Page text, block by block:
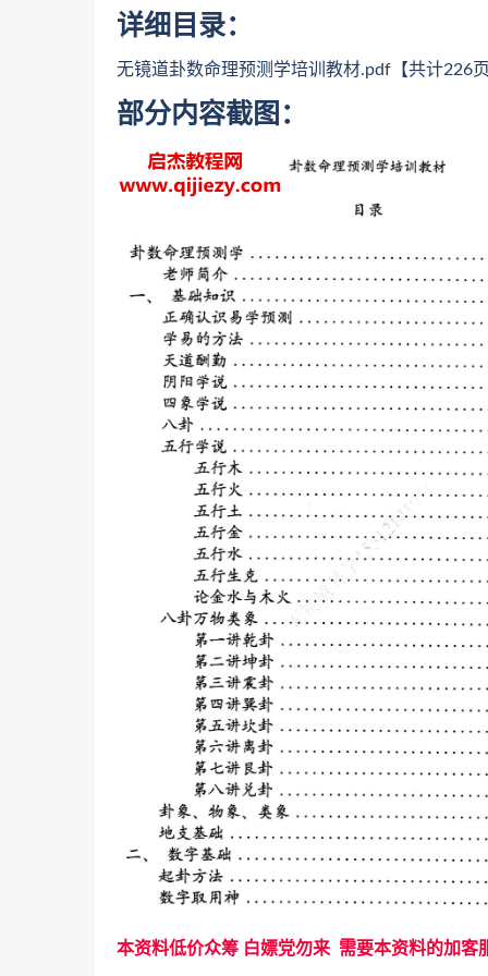
详细目录：
无镜道卦数命理预测学培训教材.pdf【共计226
部分内容截图：
本资料低价众筹 白嫖党勿来 需要本资料的加客